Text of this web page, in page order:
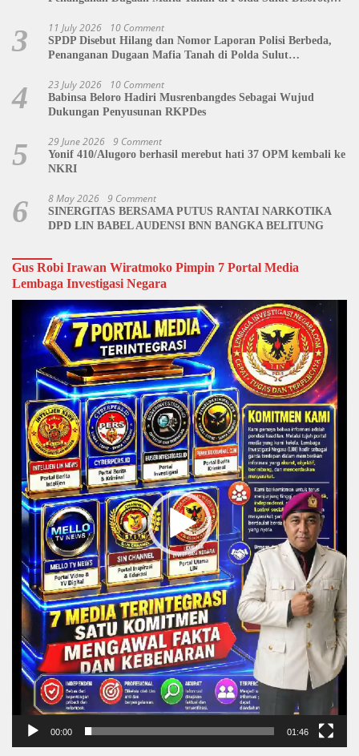
3 11 July 2026 10 Comment
SPDP Disebut Hilang dan Nomor Laporan Polisi Berbeda,
Penanganan Dugaan Mafia Tanah di Polda Sulut
4 23 July 2026 10 Comment
Babinsa Beloro Hadiri Musrenbangdes Sebagai Wujud
Dukungan Penyusunan RKPDes
5 29 June 2026 9 Comment
Yonif 410/Alugoro berhasil merebut hati 37 OPM kembali ke
NKRI
6 8 May 2026 9 Comment
SINERGITAS BERSAMA PUTUS RANTAI NARKOTIKA
DPD LIN BABEL AUDENSI BNN BANGKA BELITUNG
Gus Robi Irawan Wiratmoko Pimpin 7 Portal Media
Lembaga Investigasi Negara
Video
Player
00:00 01:46